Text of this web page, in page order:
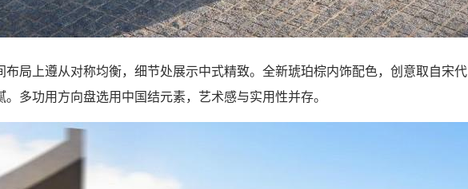
布局上遵从对称均衡，细节处展示中式精致。全新琥珀棕内饰配色，创意取自宋代
多功用方向盘选用中国结元素，艺术感与实用性并存。